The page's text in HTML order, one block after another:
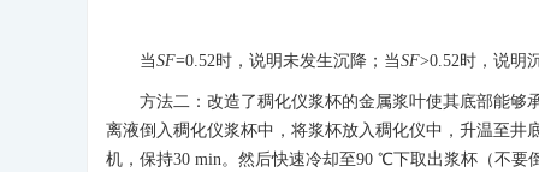
当SF=0.52时，说明未发生沉降；当SF>0.52时，说明
方法二：改造了稠化仪浆杯的金属浆叶使其底部能够
离液倒入稠化仪浆杯中，将浆杯放入稠化仪中，升温至井
机，保持30 min。然后快速冷却至90 ℃下取出浆杯（不